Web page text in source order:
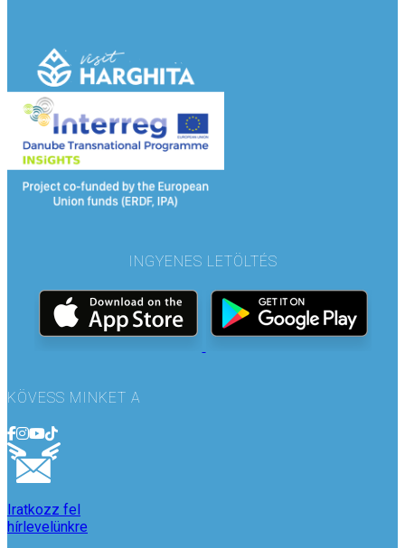
INGYENES LETÖLTÉS
KÖVESS MINKET A
Iratkozz fel
hírlevelünkre